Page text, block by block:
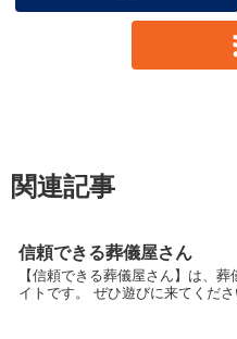
関連記事
信頼できる葬儀屋さん
【信頼できる葬儀屋さん】は、
イトです。 ぜひ遊びに来てくださ